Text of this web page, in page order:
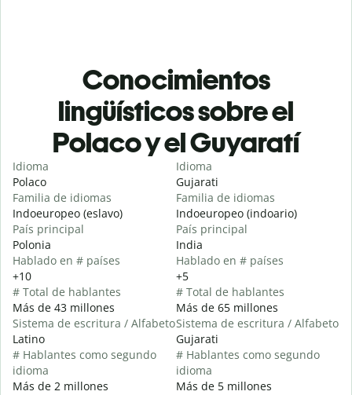
Conocimientos
lingüísticos sobre el
Polaco y el Guyaratí
Idioma
Polaco
Familia de idiomas
Indoeuropeo (eslavo)
País principal
Polonia
Hablado en # países
+10
# Total de hablantes
Más de 43 millones
Sistema de escritura / Alfabeto
Latino
# Hablantes como segundo
idioma
Más de 2 millones
Idioma
Gujarati
Familia de idiomas
Indoeuropeo (indoario)
País principal
India
Hablado en # países
+5
# Total de hablantes
Más de 65 millones
Sistema de escritura / Alfabeto
Gujarati
# Hablantes como segundo
idioma
Más de 5 millones